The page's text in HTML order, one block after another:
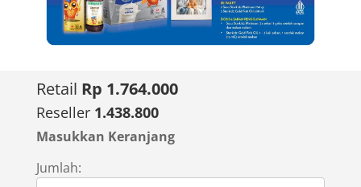
Retail Rp 1.764.000
Reseller 1.438.800
Masukkan Keranjang
Jumlah: